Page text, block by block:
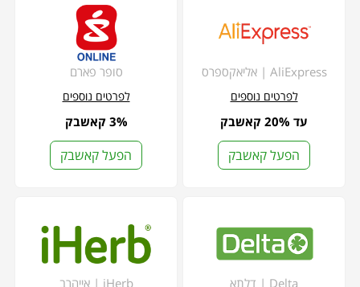
AliExpress | אליאקספרס
לפרטים נוספים
עד 20% קאשבק
הפעל קאשבק
סופר פארם
לפרטים נוספים
3% קאשבק
הפעל קאשבק
Delta | דלתא iHerb | אייהרב